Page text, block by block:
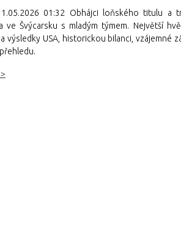
01:32 Obhájci loňského titulu a
ve Švýcarsku s mladým týmem. Největší
výsledky USA, historickou bilanci, vzájemné